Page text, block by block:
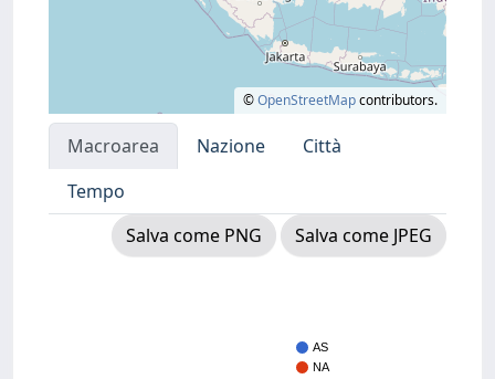
©OpenStreetMapcontributors.
Macroarea Nazione
Città
Tempo
Salva come PNG
Salva come JPEG
AS
NA